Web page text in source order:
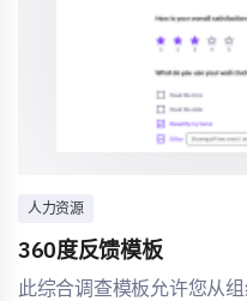
人力资源
360度反馈模板
此综合调查模板允许您从